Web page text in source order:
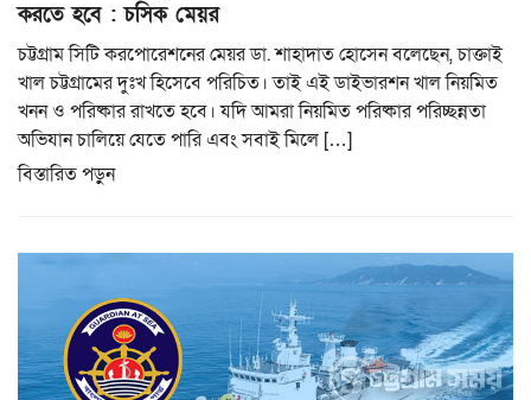
করতে হবে : চসিক মেয়র
চট্টগ্রাম সিটি করপোরেশনের মেয়র ডা. শাহাদাত হোসেন বলেছেন, চাক্তাই
খাল চট্টগ্রামের দুঃখ হিসেবে পরিচিত। তাই এই ডাইভারশন খাল নিয়মিত
খনন ও পরিষ্কার রাখতে হবে। যদি আমরা নিয়মিত পরিষ্কার পরিচ্ছন্নতা
অভিযান চালিয়ে যেতে পারি এবং সবাই মিলে […]
বিস্তারিত পড়ুন